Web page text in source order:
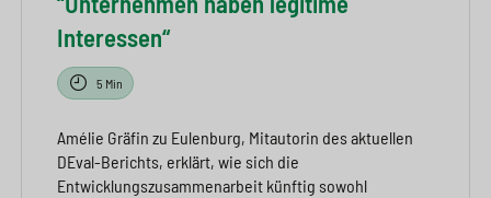
Interessen“
5 Min
Amélie Gräfin zu Eulenburg, Mitautorin des aktuellen
DEval-Berichts, erklärt, wie sich die
Entwicklungszusammenarbeit künftig sowohl